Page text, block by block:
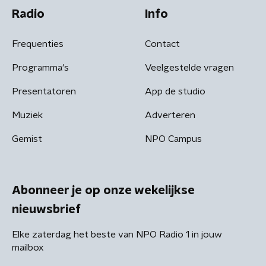
Radio
Frequenties
Programma's
Presentatoren
Muziek
Gemist
Info
Contact
Veelgestelde vragen
App de studio
Adverteren
NPO Campus
Abonneer je op onze wekelijkse
nieuwsbrief
Elke zaterdag het beste van NPO Radio 1 in jouw
mailbox